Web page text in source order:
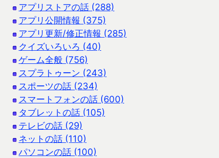
アプリストアの話 (288)
アプリ公開情報 (375)
アプリ更新/修正情報 (285)
クイズいろいろ (40)
ゲーム全般 (756)
スプラトゥーン (243)
スポーツの話 (234)
スマートフォンの話 (600)
タブレットの話 (105)
テレビの話 (29)
ネットの話 (110)
パソコンの話 (100)